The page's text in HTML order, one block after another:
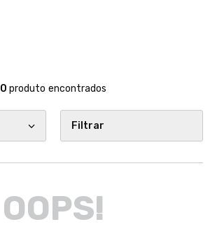
0 produto
Filtrar
OOPS!